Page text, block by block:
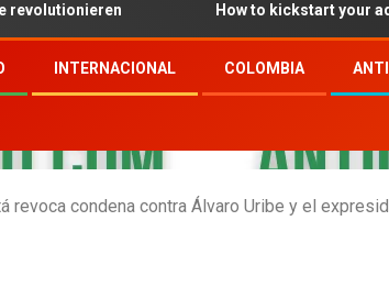
How to kickstart your adventure
INTERNACIONAL COLOMBIA
revoca condena contra Álvaro Uribe y el